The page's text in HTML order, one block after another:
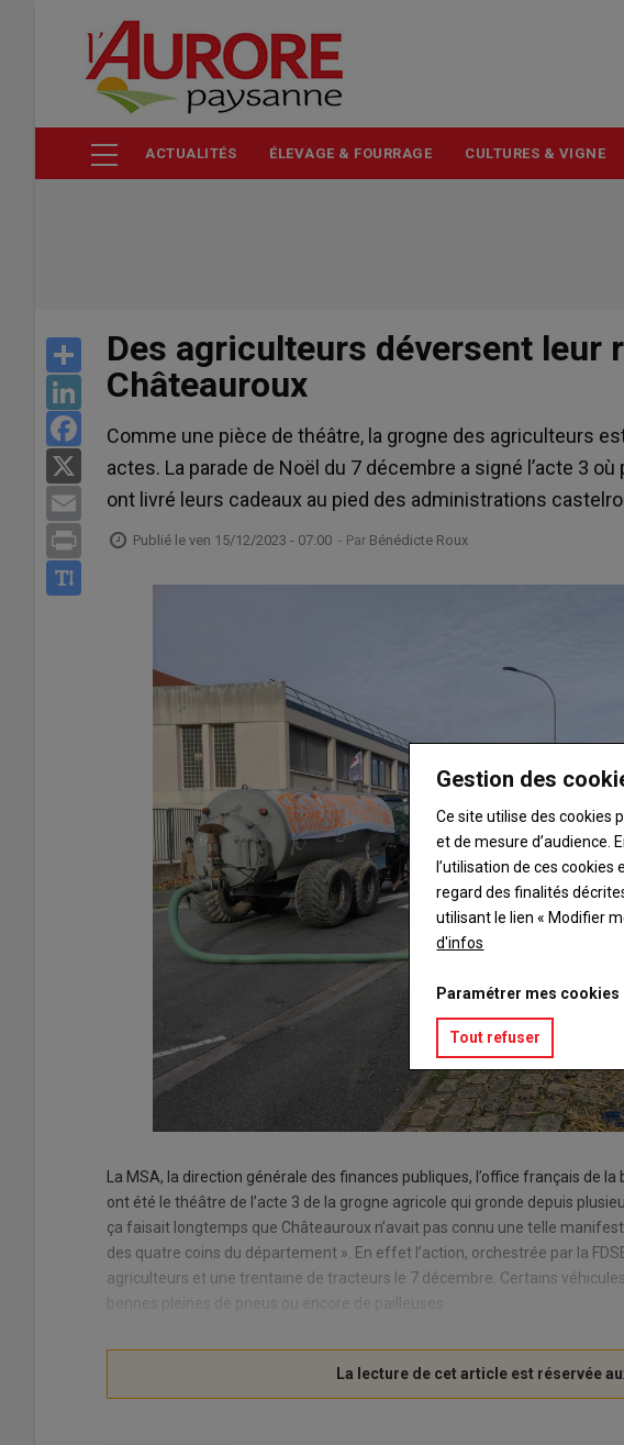
contenu
ACTUALITÉS ÉLEVAGE & FOURRAGE CULTURES & VIGNE
Share
LinkedIn
Facebook
Email
Print
Des agriculteurs déversent leur
Châteauroux
Comme une pièce de théâtre, la grogne des agriculteurs
actes. La parade de Noël du 7 décembre a signé l’acte 3
ont livré leurs cadeaux au pied des administrations
Publié le ven 15/12/2023 - 07:00 - Par Bénédicte Roux
La MSA, la direction générale des finances publiques, l’office français de
ont été le théâtre de l’acte 3 de la grogne agricole qui gronde depuis
ça faisait longtemps que Châteauroux n’avait pas connu une telle
des quatre coins du département ». En effet l’action, orchestrée par la
agriculteurs et une trentaine de tracteurs le 7 décembre. Certains
bennes pleines de pneus ou encore de pailleuses.
Gestion des
Ce site utilise des cookies
et de mesure d’audience.
l’utilisation de ces
regard des finalités
utilisant le lien « Modifier
d'infos
Paramétrer mes cookies
Tout refuser